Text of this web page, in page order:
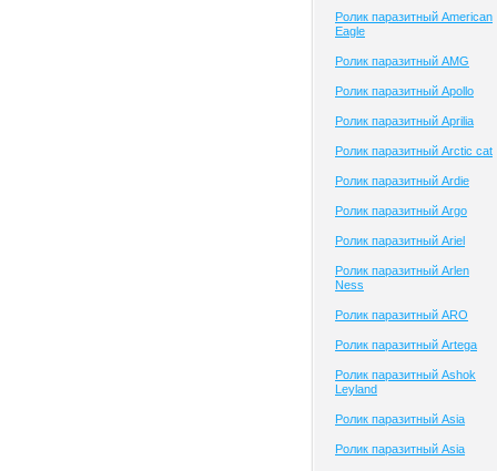
Ролик паразитный American
Eagle
Ролик паразитный AMG
Ролик паразитный Apollo
Ролик паразитный Aprilia
Ролик паразитный Arctic cat
Ролик паразитный Ardie
Ролик паразитный Argo
Ролик паразитный Ariel
Ролик паразитный Arlen
Ness
Ролик паразитный ARO
Ролик паразитный Artega
Ролик паразитный Ashok
Leyland
Ролик паразитный Asia
Ролик паразитный Asia